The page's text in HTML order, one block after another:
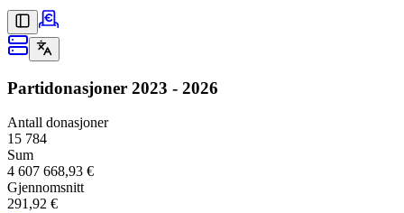
Partidonasjoner 2023 - 2026
Antall donasjoner
15 784
Sum
4 607 668,93 €
Gjennomsnitt
291,92 €